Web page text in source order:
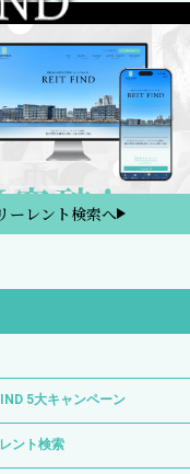
ーレント検索へ
5大キャンペーン
ント検索